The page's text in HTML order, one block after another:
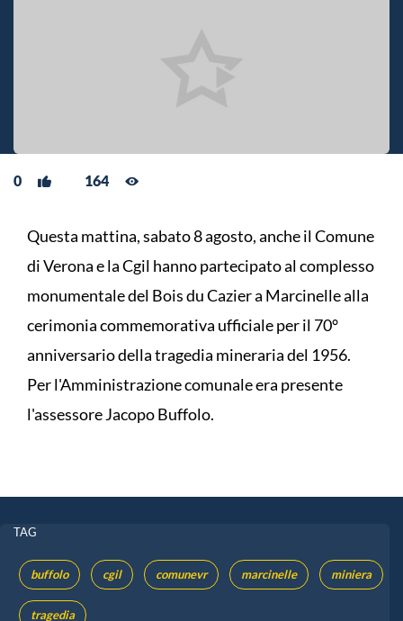
0 164
Questa mattina, sabato 8 agosto, anche il Comune
di Verona e la Cgil hanno partecipato al complesso
monumentale del Bois du Cazier a Marcinelle alla
cerimonia commemorativa ufficiale per il 70°
anniversario della tragedia mineraria del 1956.
Per l'Amministrazione comunale era presente
l'assessore Jacopo Buffolo.
TAG
buffolo cgil comunevr marcinelle miniera
tragedia